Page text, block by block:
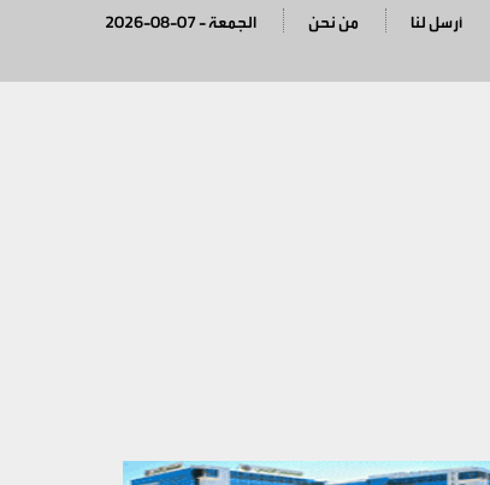
2026-08-07 - الجمعة من نحن أرسل لنا